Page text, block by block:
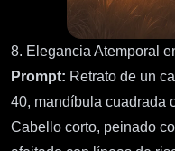
8. Elegancia Atemporal
Prompt: Retrato de un
40, mandíbula cuadrada
Cabello corto, peinado